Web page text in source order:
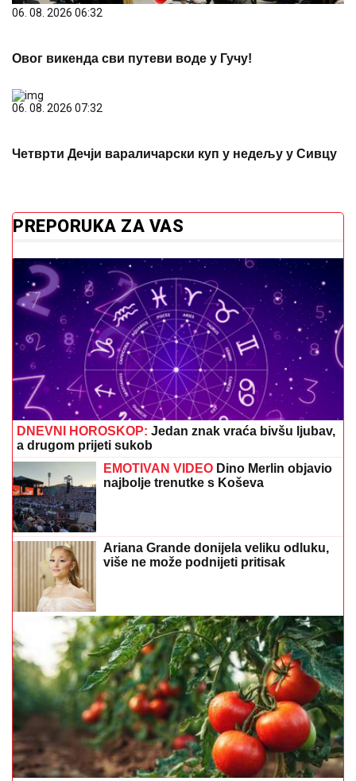
06. 08. 2026 06:32
Овог викенда сви путеви воде у Гучу!
06. 08. 2026 07:32
Четврти Дечји вараличарски куп у недељу у Сивцу
PREPORUKA ZA VAS
DNEVNI HOROSKOP: Jedan znak vraća bivšu ljubav,
a drugom prijeti sukob
EMOTIVAN VIDEO Dino Merlin objavio
najbolje trenutke s Koševa
Ariana Grande donijela veliku odluku,
više ne može podnijeti pritisak